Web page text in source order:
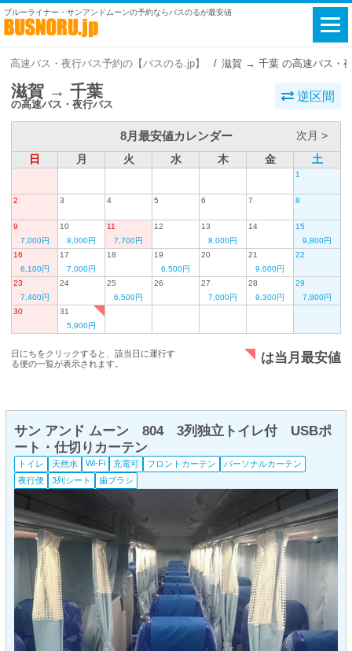
ブルーライナー・サンアンドムーンの予約ならバスのるが最安値
高速バス・夜行バス予約の【バスのる.jp】 滋賀 → 千葉 の高速バス・
滋賀 → 千葉
の高速バス・夜行バス
逆区間
8月最安値カレンダー
次月 >
日
月 火 水 木 金 土
1
2 3 4 5 6 7 8
9
7,000円
10
8,000円
11
7,700円
12
13
8,000円
14
15
9,800円
16
8,100円
17
7,000円
18
19
6,500円
20
21
9,000円
22
23
7,400円
24
25
6,500円
26
27
7,000円
28
9,300円
29
7,800円
30
31
5,900円
日にちをクリックすると、該当日に運行す
る便の一覧が表示されます。
は当月最安値
サン アンド ムーン 804 3列独立トイレ付 USBポ
ート・仕切りカーテン
トイレ 天然水 Wi-Fi 充電可 フロントカーテン
パーソナルカーテン
夜行便
3列シート 歯ブラシ